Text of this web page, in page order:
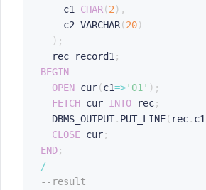
    c1
CHAR(2 ) ,
	c2 VARCHAR
(20)
) ;
  rec record1
;
BEGIN
OPEN cur(c1=>'01' ) ;
FETCH cur INTO rec;
  DBMS_OUTPUT
. PUT_LINE( rec. c1
CLOSE cur;
END;
/
--result